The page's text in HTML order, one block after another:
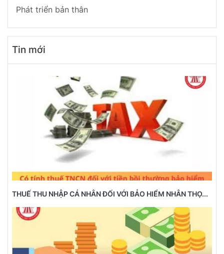
Phát triển bản thân
Tin mới
THUẾ THU NHẬP CÁ NHÂN ĐỐI VỚI BẢO HIỂM NHÂN THỌ...